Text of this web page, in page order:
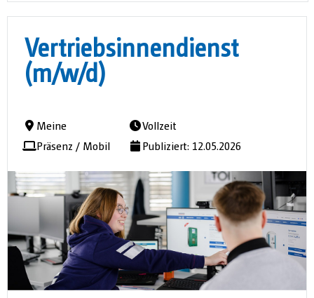
Vertriebsinnendienst
(m/w/d)
Meine
Präsenz / Mobil
Vollzeit
Publiziert: 12.05.2026